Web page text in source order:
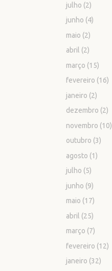
julho (2)
junho (4)
maio (2)
abril (2)
março (15)
fevereiro (16)
janeiro (2)
dezembro (2)
novembro (10)
outubro (3)
agosto (1)
julho (5)
junho (9)
maio (17)
abril (25)
março (7)
fevereiro (12)
janeiro (32)